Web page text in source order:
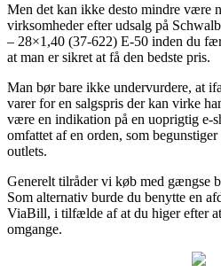
Men det kan ikke desto mindre være
virksomheder efter udsalg på
– 28×1,40 (37-622) E-50 inden du
at man er sikret at få den bedste pris.
Man bør bare ikke undervurdere, at
varer for en salgspris der kan virke
være en indikation på en uoprigtig e-
omfattet af en orden, som
outlets.
Generelt tilråder vi køb med gængse
Som alternativ burde du benytte en
ViaBill, i tilfælde af at du higer efter
omgange.